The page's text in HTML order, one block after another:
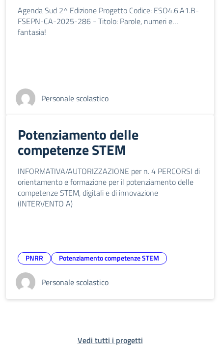
Agenda Sud 2^ Edizione Progetto Codice: ESO4.6.A1.B-
FSEPN-CA-2025-286 - Titolo: Parole, numeri e…
fantasia!
Personale scolastico
Potenziamento delle
competenze STEM
INFORMATIVA/AUTORIZZAZIONE per n. 4 PERCORSI di
orientamento e formazione per il potenziamento delle
competenze STEM, digitali e di innovazione
(INTERVENTO A)
PNRR Potenziamento competenze STEM
Personale scolastico
Vedi tutti i progetti